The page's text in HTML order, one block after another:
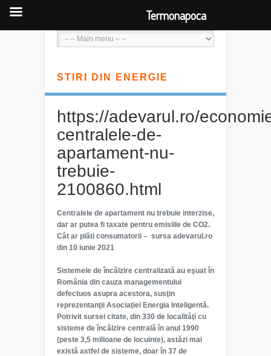
STIRI DIN ENERGIE
https://adevarul.ro/
centralele-de-
apartament-nu-
trebuie-
2100860.html
Centralele de apartament nu trebuie interzise,
dar ar putea fi taxate pentru emisiile de CO2.
Cât ar plăti consumatorii – sursa adevarul.ro
din 10 iunie 2021
Sistemele de încălzire centralizată au eşuat în
România din cauza managementului
defectuos asupra acestora, susţin
reprezentanţii Asociaţiei Energia Inteligentă.
Potrivit sursei citate, din 330 de localităţi cu
sisteme de încălzire centrală în anul 1990
(peste 3,5 milioane de locuinte), astăzi mai
există astfel de sisteme, doar în 37 de
Termonapoca